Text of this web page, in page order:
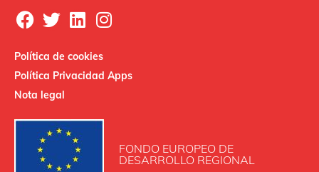
Política de cookies
Política Privacidad Apps
Nota legal
FONDO EUROPEO DE
DESARROLLO REGIONAL